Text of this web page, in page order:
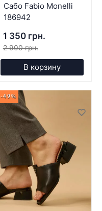
Сабо Fabio Monelli
186942
1 350 грн.
2 900 грн.
В корзину
-49%